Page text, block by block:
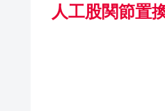
人工股関節置